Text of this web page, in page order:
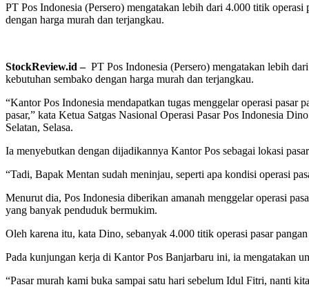
PT Pos Indonesia (Persero) mengatakan lebih dari 4.000 titik
dengan harga murah dan terjangkau.
StockReview.id – PT Pos Indonesia (Persero) mengatakan lebih
kebutuhan sembako dengan harga murah dan terjangkau.
“Kantor Pos Indonesia mendapatkan tugas menggelar operasi
pasar,” kata Ketua Satgas Nasional Operasi Pasar Pos Indonesia
Selatan, Selasa.
Ia menyebutkan dengan dijadikannya Kantor Pos sebagai lokasi
“Tadi, Bapak Mentan sudah meninjau, seperti apa kondisi operasi
Menurut dia, Pos Indonesia diberikan amanah menggelar operasi
yang banyak penduduk bermukim.
Oleh karena itu, kata Dino, sebanyak 4.000 titik operasi pasar
Pada kunjungan kerja di Kantor Pos Banjarbaru ini, ia mengatakan
“Pasar murah kami buka sampai satu hari sebelum Idul Fitri, nanti